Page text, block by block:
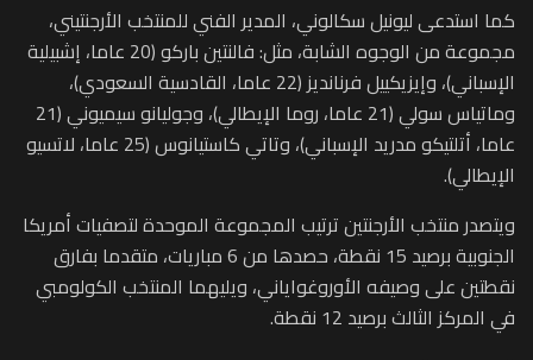
كما استدعى ليونيل سكالوني، المدير الفني للمنتخب الأرجنتيني،
مجموعة من الوجوه الشابة، مثل: فالنتين باركو (20 عاما، إشبيلية
الإسباني)، وإيزيكييل فرنانديز (22 عاما، القادسية السعودي)،
وماتياس سولي (21 عاما، روما الإيطالي)، وجوليانو سيميوني (21
عاما، أتلتيكو مدريد الإسباني)، وتاتي كاستيانوس (25 عاما، لاتسيو
الإيطالي).
ويتصدر منتخب الأرجنتين ترتيب المجموعة الموحدة لتصفيات أمريكا
الجنوبية برصيد 15 نقطة، حصدها من 6 مباريات، متقدما بفارق
نقطتين على وصيفه الأوروغواياني، ويليهما المنتخب الكولومبي
في المركز الثالث برصيد 12 نقطة.